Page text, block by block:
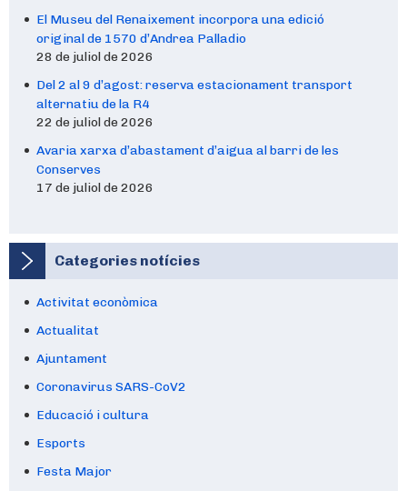
El Museu del Renaixement incorpora una edició
original de 1570 d’Andrea Palladio
28 de juliol de 2026
Del 2 al 9 d’agost: reserva estacionament transport
alternatiu de la R4
22 de juliol de 2026
Avaria xarxa d’abastament d’aigua al barri de les
Conserves
17 de juliol de 2026
Categories notícies
Activitat econòmica
Actualitat
Ajuntament
Coronavirus SARS-CoV2
Educació i cultura
Esports
Festa Major